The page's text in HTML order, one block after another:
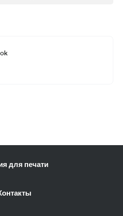
для печати